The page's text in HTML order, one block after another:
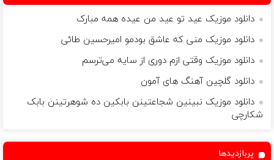
دانلود موزیک عید تو عید من عیده همه مبارک
دانلود موزیک منی که عاشق بودمو امیرحسین طائی
دانلود موزیک وقتی‌ ازم دوری از سایه می‌‌ترسم
دانلود گلچین آهنگ های آمون
دانلود موزیک نبینین شجاعتینن بابکین ده شوهرتینن بابک
شکارچی
پربازدیدها